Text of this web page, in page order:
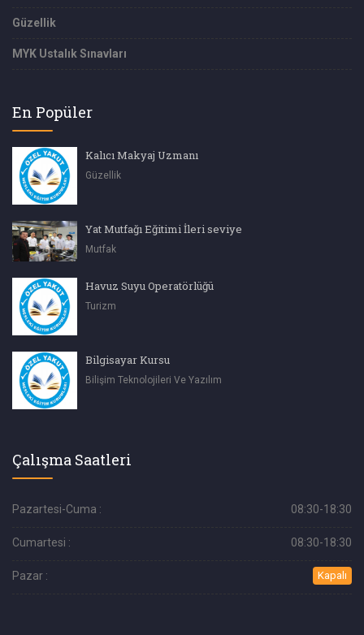
Güzellik
MYK Ustalık Sınavları
En Popüler
Kalıcı Makyaj Uzmanı
Güzellik
Yat Mutfağı Eğitimi İleri seviye
Mutfak
Havuz Suyu Operatörlüğü
Turizm
Bilgisayar Kursu
Bilişim Teknolojileri Ve Yazılım
Çalışma Saatleri
Pazartesi-Cuma : 08:30-18:30
Cumartesi : 08:30-18:30
Pazar : Kapalı